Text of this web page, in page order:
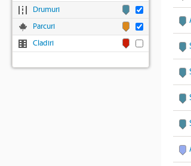
Drumuri
Parcuri
Cladiri